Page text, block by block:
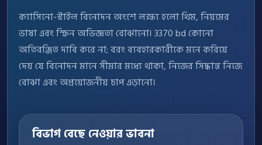
ক্যাসিনো-স্টাইল বিনোদন অংশে লক্ষ্য হলো থিম, নিয়মের
ভাষা এবং স্ক্রিন অভিজ্ঞতা বোঝানো। 3370 bd কোনো
অতিরঞ্জিত দাবি করে না; বরং ব্যবহারকারীকে মনে করিয়ে
দেয় যে বিনোদন মানে সীমার মধ্যে থাকা, নিজের সিদ্ধান্ত নিজে
বোঝা এবং অপ্রয়োজনীয় চাপ এড়ানো।
বিভাগ বেছে নেওয়ার ভাবনা